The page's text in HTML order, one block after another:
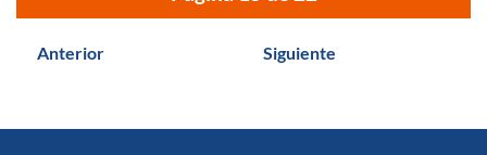
Anterior Siguiente